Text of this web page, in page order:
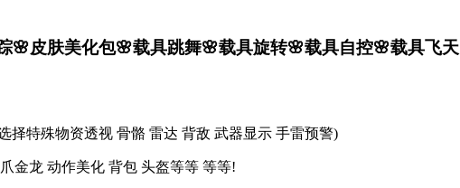
🌸皮肤美化包🌸载具跳舞🌸载具旋转🌸载具自控🌸载具飞天
择特殊物资透视 骨骼 雷达 背敌 武器显示 手雷预警)
金龙 动作美化 背包 头盔等等 等等!